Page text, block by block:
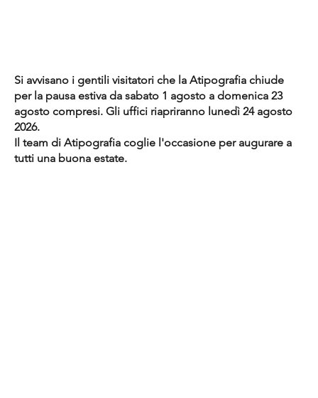
Si avvisano i gentili visitatori che la Atipografia chiude
per la pausa estiva da sabato 1 agosto a domenica 23
agosto compresi. Gli uffici riapriranno lunedì 24 agosto
2026.
Il team di Atipografia coglie l'occasione per augurare a
tutti una buona estate.